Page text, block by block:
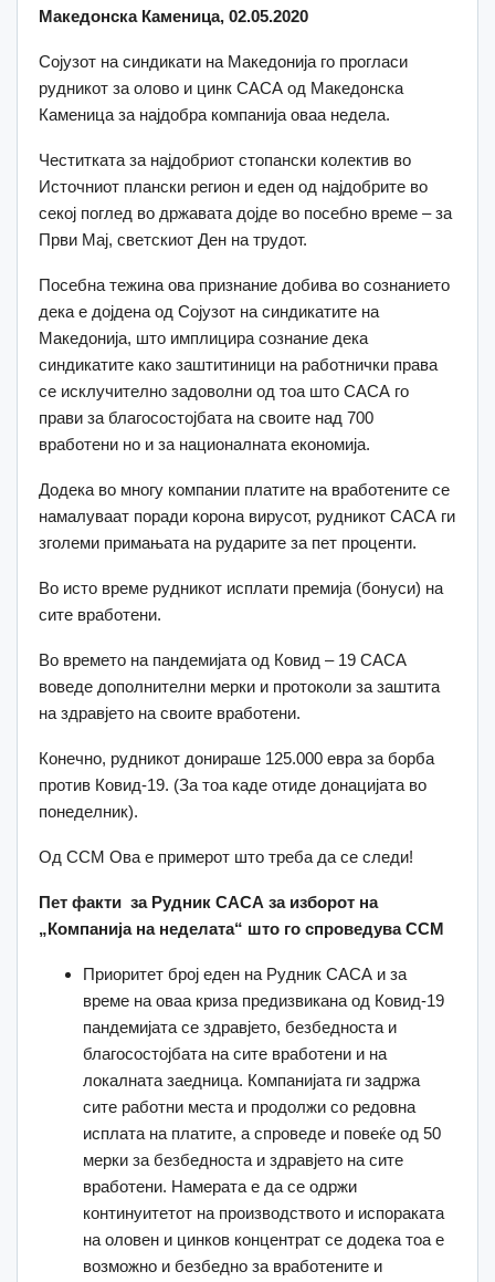
Македонска Каменица, 02.05.2020
Сојузот на синдикати на Македонија го прогласи
рудникот за олово и цинк САСА од Македонска
Каменица за најдобра компанија оваа недела.
Честитката за најдобриот стопански колектив во
Источниот плански регион и еден од најдобрите во
секој поглед во државата дојде во посебно време – за
Први Мај, светскиот Ден на трудот.
Посебна тежина ова признание добива во сознанието
дека е дојдена од Сојузот на синдикатите на
Македонија, што имплицира сознание дека
синдикатите како заштитиници на работнички права
се исклучително задоволни од тоа што САСА го
прави за благосостојбата на своите над 700
вработени но и за националната економија.
Додека во многу компании платите на вработените се
намалуваат поради корона вирусот, рудникот САСА ги
зголеми примањата на рударите за пет проценти.
Во исто време рудникот исплати премија (бонуси) на
сите вработени.
Во времето на пандемијата од Ковид – 19 САСА
воведе дополнителни мерки и протоколи за заштита
на здравјето на своите вработени.
Конечно, рудникот донираше 125.000 евра за борба
против Ковид-19. (За тоа каде отиде донацијата во
понеделник).
Од ССМ Ова е примерот што треба да се следи!
Пет факти за Рудник САСА за изборот на
„Компанија на неделата“ што го спроведува ССМ
Приоритет број еден на Рудник САСА и за
време на оваа криза предизвикана од Ковид-19
пандемијата се здравјето, безбедноста и
благосостојбата на сите вработени и на
локалната заедница. Компанијата ги задржа
сите работни места и продолжи со редовна
исплата на платите, а спроведе и повеќе од 50
мерки за безбедноста и здравјето на сите
вработени. Намерата е да се одржи
континуитетот на производството и испораката
на оловен и цинков концентрат се додека тоа е
возможно и безбедно за вработените и